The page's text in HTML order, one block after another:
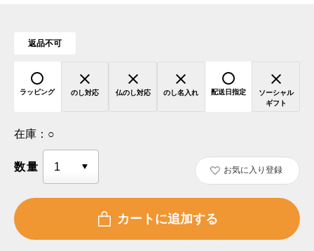
返品不可
ラッピング のし対応 仏のし対応 のし名入れ 配送日指定
ソーシャル
ギフト
在庫： ○
数量 お気に入り登録